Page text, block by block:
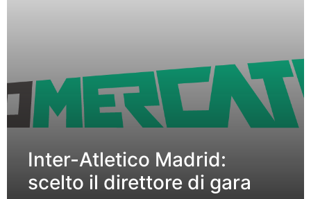
Inter-Atletico Madrid:
scelto il direttore di gara